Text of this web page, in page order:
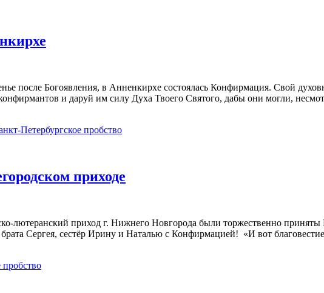
после Богоявления, в Анненкирхе состоялась Конфирмация. Свой
и даруй им силу Духа Твоего Святого, дабы они могли,
Петербургское пробство
приходе
лютеранский приход г. Нижнего Новгорода были торжественно
Сергея, сестёр Ирину и Наталью с Конфирмацией! «И вот
пробство